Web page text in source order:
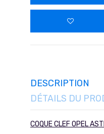
DESCRIPTION
DÉTAILS DU
COQUE CLEF OPEL